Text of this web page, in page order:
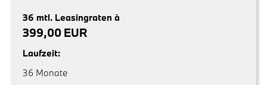
36 mtl. Leasingraten à
399,00 EUR
Laufzeit:
36 Monate